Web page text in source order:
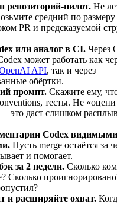
репозиторий-пилот. Не
средний по размеру
PR и предсказуемой
или аналог в CI. Через
может работать как
API, так и через
обёртки.
промпт. Скажите ему,
тесты. Не «оцени
это даст слишком
Codex
Пусть merge остаётся за
и помогает.
за 2 недели. Сколько
Сколько
и расширяйте охват.